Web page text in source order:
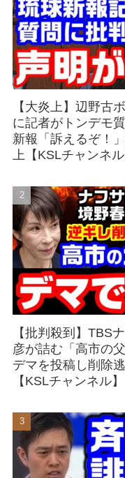
【大炎上】辺野古
に記者がトンデモ
新報「訴えるぞ！
上【KSLチャンネル
【批判殺到】TBS
彦が詰む「高市の
デマを投稿し削除
【KSLチャンネル】